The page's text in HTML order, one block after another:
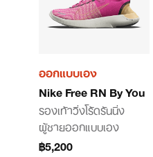
ออกแบบเอง
Nike Free RN By You
รองเท้าวิ่งโร้ดรันนิ่ง
ผู้ชายออกแบบเอง
฿5,200